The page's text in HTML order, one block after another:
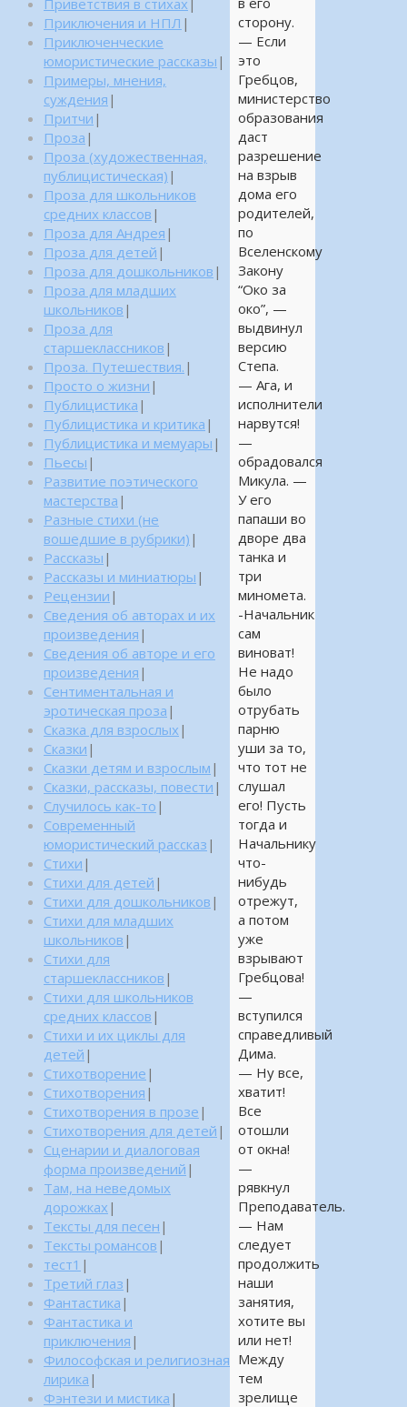
сторону.
— Если
это
Гребцов,
министерство
образования
даст
разрешение
на взрыв
дома его
родителей,
по
Вселенскому
Закону
“Око за
око”, —
выдвинул
версию
Степа.
— Ага, и
исполнители
нарвутся!
—
обрадовался
Микула. —
У его
папаши во
дворе два
танка и
три
миномета.
-Начальник
сам
виноват!
Не надо
было
отрубать
парню
уши за то,
что тот не
слушал
его! Пусть
тогда и
Начальнику
что-
нибудь
отрежут,
а потом
уже
взрывают
Гребцова!
—
вступился
справедливый
Дима.
— Ну все,
хватит!
Все
отошли
от окна!
—
рявкнул
Преподаватель.
— Нам
следует
продолжить
наши
занятия,
хотите вы
или нет!
Между
тем
зрелище
Приветствия в стихах
Приключения и НПЛ |
Приключенческие
юмористические рассказы |
Примеры, мнения,
суждения |
Притчи |
Проза |
Проза (художественная,
публицистическая) |
Проза для школьников
средних классов |
Проза для Андрея |
Проза для детей |
Проза для дошкольников |
Проза для младших
школьников |
Проза для
старшеклассников |
Проза. Путешествия. |
Просто о жизни |
Публицистика |
Публицистика и критика |
Публицистика и мемуары |
Пьесы |
Развитие поэтического
мастерства |
Разные стихи (не
вошедшие в рубрики) |
Рассказы |
Рассказы и миниатюры |
Рецензии |
Сведения об авторах и их
произведения |
Сведения об авторе и его
произведения |
Сентиментальная и
эротическая проза |
Сказка для взрослых |
Сказки |
Сказки детям и взрослым |
Сказки, рассказы, повести |
Случилось как-то |
Современный
юмористический рассказ |
Стихи |
Стихи для детей |
Стихи для дошкольников |
Стихи для младших
школьников |
Стихи для
старшеклассников |
Стихи для школьников
средних классов |
Стихи и их циклы для
детей |
Стихотворение |
Стихотворения |
Стихотворения в прозе |
Стихотворения для детей |
Сценарии и диалоговая
форма произведений |
Там, на неведомых
дорожках |
Тексты для песен |
Тексты романсов |
тест1 |
Третий глаз |
Фантастика |
Фантастика и
приключения |
Философская и религиозная
лирика |
Фэнтези и мистика |